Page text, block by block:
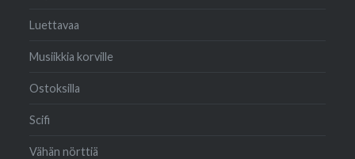
Luettavaa
Musiikkia korville
Ostoksilla
Scifi
Vähän nörttiä